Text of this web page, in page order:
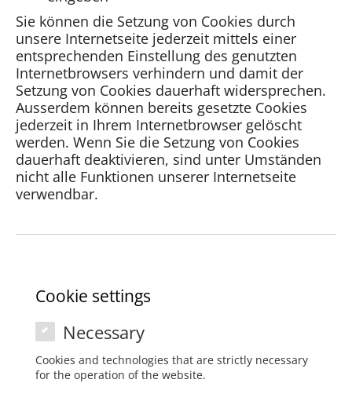
Sie können die Setzung von Cookies durch
unsere Internetseite jederzeit mittels einer
entsprechenden Einstellung des genutzten
Internetbrowsers verhindern und damit der
Setzung von Cookies dauerhaft widersprechen.
Ausserdem können bereits gesetzte Cookies
jederzeit in Ihrem Internetbrowser gelöscht
werden. Wenn Sie die Setzung von Cookies
dauerhaft deaktivieren, sind unter Umständen
nicht alle Funktionen unserer Internetseite
verwendbar.
Cookie settings
Necessary
Cookies and technologies that are strictly necessary
for the operation of the website.